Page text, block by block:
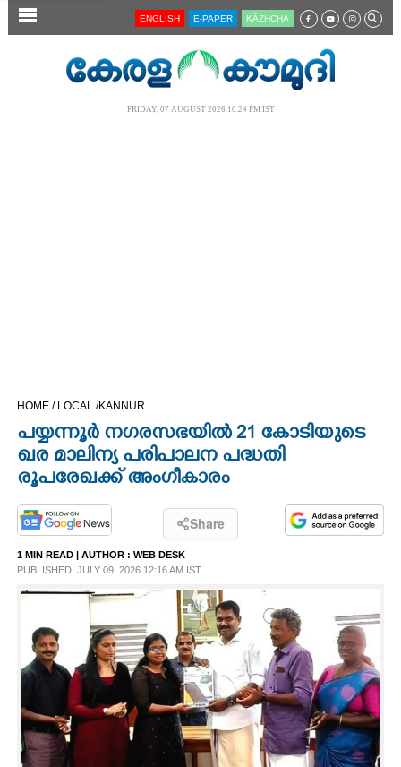
SECTIONS
OPINION
PHOTOS
LIFESTYLE
SPIRITUAL
INFO+
ART
ENGLISH E-PAPER KĀZHCHA
FRIDAY, 07 AUGUST 2026 10.24 PM IST
HOME / LOCAL /KANNUR
പയ്യന്നൂർ നഗരസഭയിൽ 21 കോടിയുടെ
ഖര മാലിന്യ പരിപാലന പദ്ധതി
രൂപരേഖക്ക് അംഗീകാരം
Share
1 MIN READ | AUTHOR : WEB DESK
PUBLISHED: JULY 09, 2026 12:16 AM IST